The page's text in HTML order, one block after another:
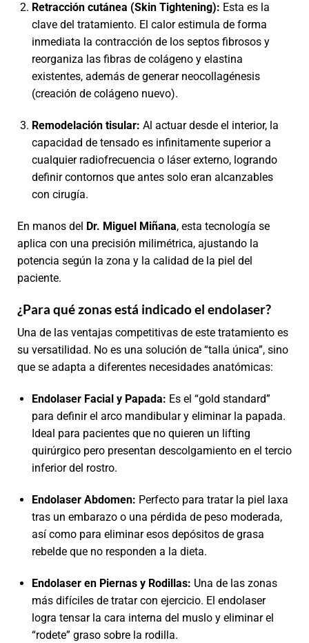
Retracción cutánea (Skin Tightening): Esta es la
clave del tratamiento. El calor estimula de forma
inmediata la contracción de los septos fibrosos y
reorganiza las fibras de colágeno y elastina
existentes, además de generar neocollagénesis
(creación de colágeno nuevo).
Remodelación tisular: Al actuar desde el interior, la
capacidad de tensado es infinitamente superior a
cualquier radiofrecuencia o láser externo, logrando
definir contornos que antes solo eran alcanzables
con cirugía.
En manos del Dr. Miguel Miñana, esta tecnología se
aplica con una precisión milimétrica, ajustando la
potencia según la zona y la calidad de la piel del
paciente.
¿Para qué zonas está indicado el endolaser?
Una de las ventajas competitivas de este tratamiento es
su versatilidad. No es una solución de “talla única”, sino
que se adapta a diferentes necesidades anatómicas:
Endolaser Facial y Papada: Es el “gold standard”
para definir el arco mandibular y eliminar la papada.
Ideal para pacientes que no quieren un lifting
quirúrgico pero presentan descolgamiento en el tercio
inferior del rostro.
Endolaser Abdomen: Perfecto para tratar la piel laxa
tras un embarazo o una pérdida de peso moderada,
así como para eliminar esos depósitos de grasa
rebelde que no responden a la dieta.
Endolaser en Piernas y Rodillas: Una de las zonas
más difíciles de tratar con ejercicio. El endolaser
logra tensar la cara interna del muslo y eliminar el
“rodete” graso sobre la rodilla.